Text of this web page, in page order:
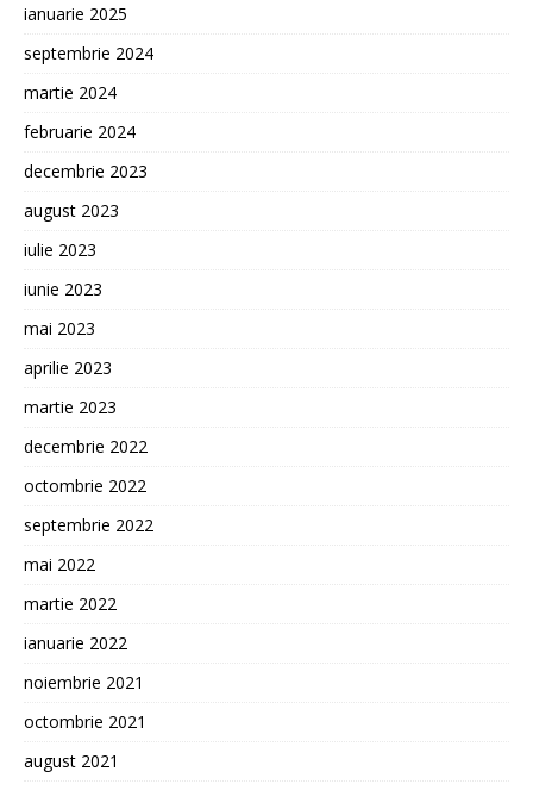
ianuarie 2025
septembrie 2024
martie 2024
februarie 2024
decembrie 2023
august 2023
iulie 2023
iunie 2023
mai 2023
aprilie 2023
martie 2023
decembrie 2022
octombrie 2022
septembrie 2022
mai 2022
martie 2022
ianuarie 2022
noiembrie 2021
octombrie 2021
august 2021